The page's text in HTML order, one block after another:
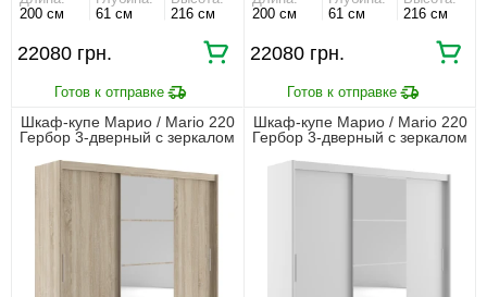
200 см
61 см
216 см
22080
200 см
61 см
216 см
22080
Шкаф-купе Марио / Mario 220
Гербор 3-дверный с зеркалом
Шкаф-купе Марио / Mario 220
Гербор 3-дверный с зеркалом